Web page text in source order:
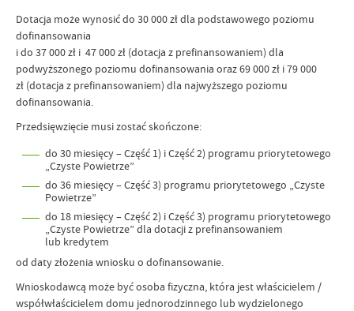
Dotacja może wynosić do 30 000 złdla podstawowego poziomu
dofinansowania
i do 37 000 zł i 47 000 zł (dotacja z prefinansowaniem) dla
podwyższonego poziomu dofinansowania oraz69 000 zł i79 000
zł (dotacja z prefinansowaniem) dla najwyższego poziomu
dofinansowania.
Przedsięwzięcie musi zostać skończone:
do 30 miesięcy – Część 1) i Część 2) programu priorytetowego
„Czyste Powietrze”
do 36 miesięcy – Część 3) programu priorytetowego „Czyste
Powietrze”
do 18 miesięcy – Część 2) i Część 3) programu priorytetowego
„Czyste Powietrze” dla dotacji z prefinansowaniem
lub kredytem
od daty złożenia wniosku o dofinansowanie.
Wnioskodawcą może być osoba fizyczna, która jest właścicielem /
współwłaścicielem domu jednorodzinnego lub wydzielonego